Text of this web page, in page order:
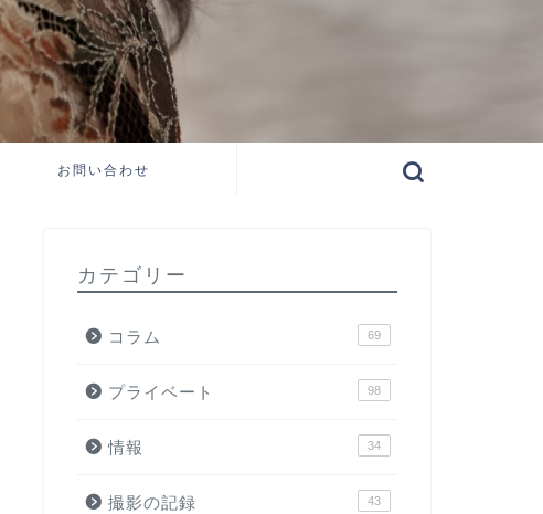
お問い合わせ
カテゴリー
コラム 69
プライベート 98
情報 34
撮影の記録 43